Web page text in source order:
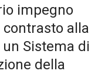
impegno
alla
Sistema di
della